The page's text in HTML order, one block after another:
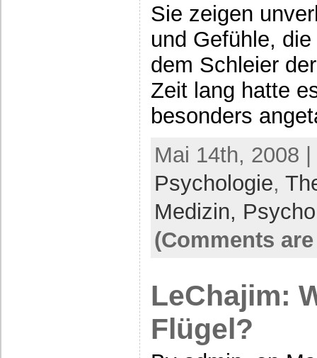
Sie zeigen
und Gefühle,
dem Schleier
Zeit lang hatte
besonders
Mai 14th, 2008
Psychologie,
Medizin,
(Comments
LeChajim:
Flügel?